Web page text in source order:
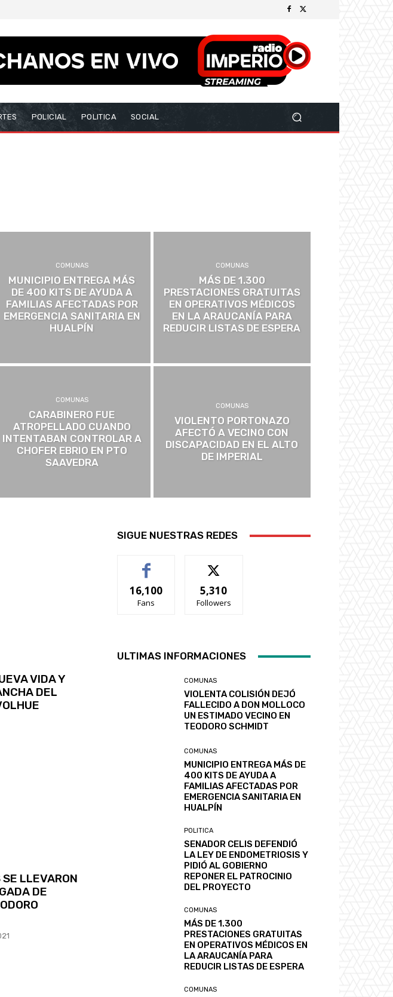
POLICIAL POLITICA SOCIAL
COMUNAS
MUNICIPIO ENTREGA MÁS
DE 400 KITS DE AYUDA A
FAMILIAS AFECTADAS POR
EMERGENCIA SANITARIA EN
HUALPÍN
COMUNAS
MÁS DE 1.300
PRESTACIONES GRATUITAS
EN OPERATIVOS MÉDICOS
EN LA ARAUCANÍA PARA
REDUCIR LISTAS DE ESPERA
COMUNAS
CARABINERO FUE
ATROPELLADO CUANDO
INTENTABAN CONTROLAR A
CHOFER EBRIO EN PTO
SAAVEDRA
COMUNAS
VIOLENTO PORTONAZO
AFECTÓ A VECINO CON
DISCAPACIDAD EN EL ALTO
DE IMPERIAL
VIDA Y
DEL
LLEVARON
DE
SIGUE NUESTRAS REDES
16,100
Fans
5,310
Followers
ULTIMAS INFORMACIONES
COMUNAS
VIOLENTA COLISIÓN DEJÓ
FALLECIDO A DON MOLLOCO
UN ESTIMADO VECINO EN
TEODORO SCHMIDT
COMUNAS
MUNICIPIO ENTREGA MÁS DE
400 KITS DE AYUDA A
FAMILIAS AFECTADAS POR
EMERGENCIA SANITARIA EN
HUALPÍN
POLITICA
SENADOR CELIS DEFENDIÓ
LA LEY DE ENDOMETRIOSIS Y
PIDIÓ AL GOBIERNO
REPONER EL PATROCINIO
DEL PROYECTO
COMUNAS
MÁS DE 1.300
PRESTACIONES GRATUITAS
EN OPERATIVOS MÉDICOS EN
LA ARAUCANÍA PARA
REDUCIR LISTAS DE ESPERA
COMUNAS